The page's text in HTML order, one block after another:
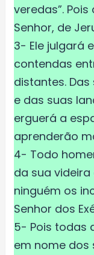
veredas”.
Senhor, de
3- Ele julgará
contendas
distantes.
e das suas
erguerá a
aprenderão
4- Todo
da sua
ninguém os
Senhor dos
5- Pois todas
em nome dos